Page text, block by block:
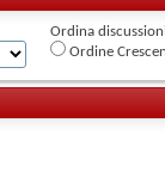
Ordina
Ordine